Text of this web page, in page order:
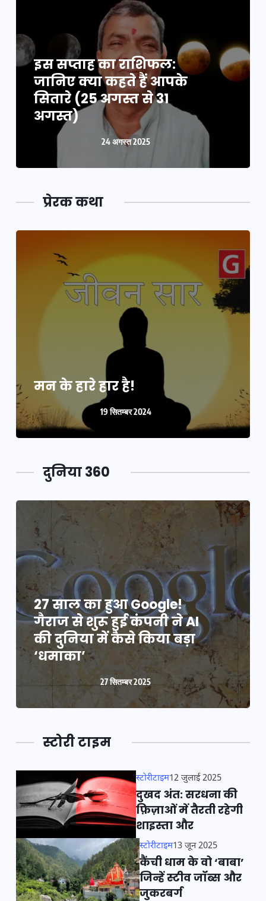
इस सप्ताह का राशिफल:
जानिए क्या कहते हैं आपके
सितारे (25 अगस्त से 31
अगस्त)
24 अगस्त 2025
प्रेरक कथा
मन के हारे हार है!
19 सितम्बर 2024
दुनिया 360
27 साल का हुआ Google!
गैराज से शुरू हुई कंपनी ने AI
की दुनिया में कैसे किया बड़ा
‘धमाका’
27 सितम्बर 2025
स्टोरी टाइम
स्टोरीटाइम12 जुलाई 2025
दुखद अंत: सरधना की
फ़िज़ाओं में तैरती रहेगी
शाइस्ता और
स्टोरीटाइम13 जून 2025
कैंची धाम के वो ‘बाबा’
जिन्हें स्टीव जॉब्स और
जुकरबर्ग